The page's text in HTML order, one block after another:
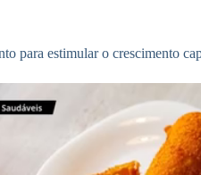
para estimular o crescimento